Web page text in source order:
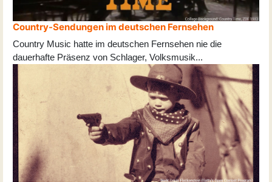
Country-Sendungen im deutschen Fernsehen
Country Music hatte im deutschen Fernsehen nie die
dauerhafte Präsenz von Schlager, Volksmusik...